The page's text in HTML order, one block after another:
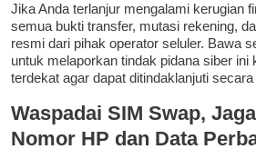
Jika Anda terlanjur mengalami kerugian
semua bukti transfer, mutasi rekening,
resmi dari pihak operator seluler. Bawa
untuk melaporkan tindak pidana siber ini
terdekat agar dapat ditindaklanjuti
Waspadai SIM Swap,
Nomor HP dan Data